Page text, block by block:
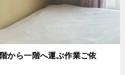
から一階へ運ぶ作業ご依